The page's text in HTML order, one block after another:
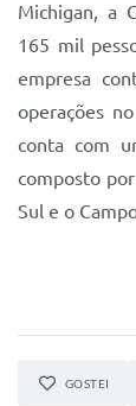
Michigan, a
165 mil
empresa
operações
conta com
composto
Sul e o
GOSTEI